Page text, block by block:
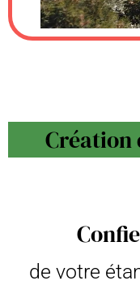
Création
de votre